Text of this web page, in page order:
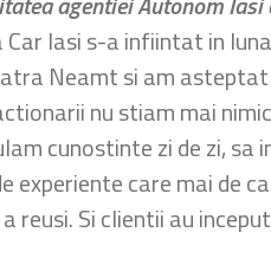
Iasi s-a infiintat in
Neamt si am
nu stiam mai
cunostinte zi de zi,
experiente care mai de
reusi. Si clientii au